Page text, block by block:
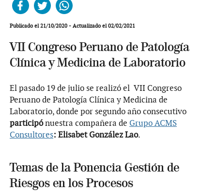
Publicado el 21/10/2020 - Actualizado el 02/02/2021
VII Congreso Peruano de Patología
Clínica y Medicina de Laboratorio
El pasado 19 de julio se realizó el VII Congreso
Peruano de Patología Clínica y Medicina de
Laboratorio, donde por segundo año consecutivo
participónuestra compañera de Grupo ACMS
Consultores: Elisabet González Lao.
Temas de la Ponencia Gestión de
Riesgos en los Procesos